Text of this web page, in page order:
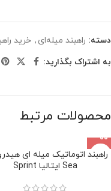
دسته: راهبند میله‌ای , خرید
به اشتراک بگذارید:
محصولات مرتبط
راهبند اتوماتیک میله ای
Sea ایتالیا Sprint